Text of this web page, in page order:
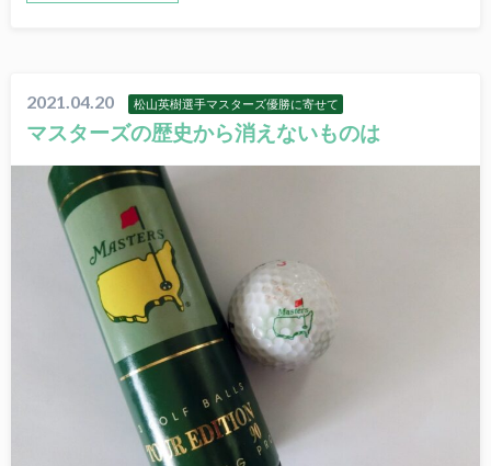
2021.04.20 松山英樹選手マスターズ優勝に寄せて
マスターズの歴史から消えないものは